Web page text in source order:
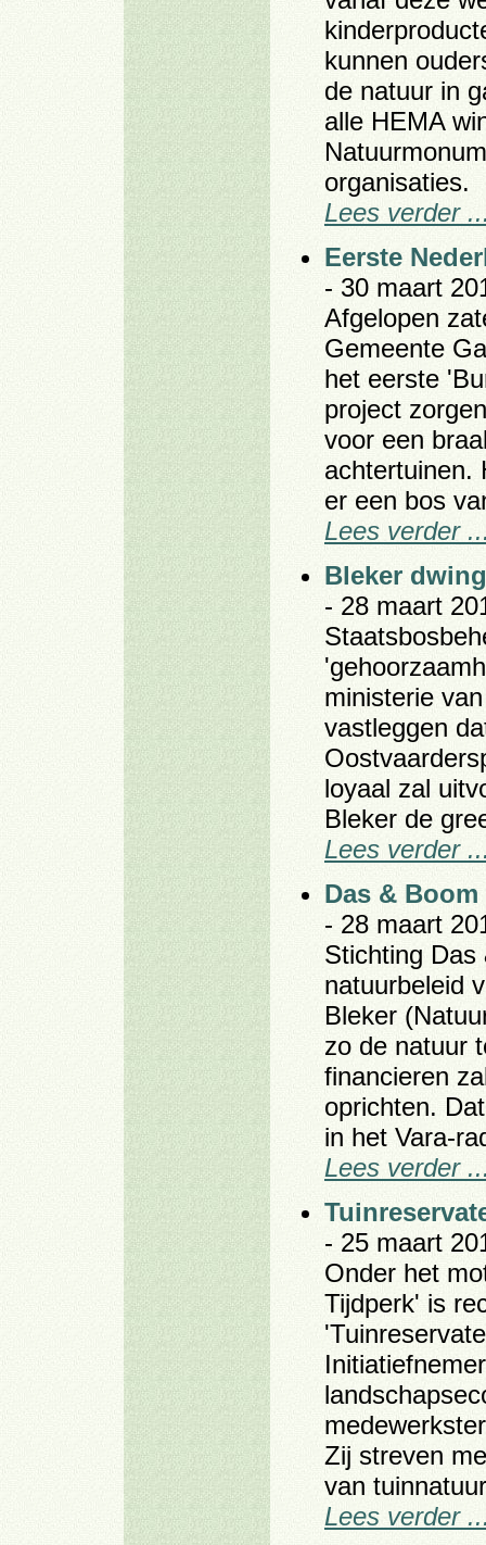
kunnen
de natuur in
alle HEMA
organisaties.
Lees verder
Eerste
- 30 maart
Afgelopen
Gemeente
het eerste
project
voor een
achtertuinen.
er een bos
Lees verder
Bleker
- 28 maart
ministerie
vastleggen
loyaal zal
Bleker de
Lees verder
Das &
- 28 maart
Stichting Das
natuurbeleid
Bleker
zo de natuur
financieren
oprichten.
in het Vara-
Lees verder
- 25 maart
Onder het
Tijdperk' is
Zij streven
van
Lees verder